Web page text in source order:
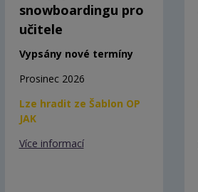
snowboardingu pro
učitele
Vypsány nové termíny
Prosinec 2026
Lze hradit ze Šablon OP
JAK
Více informací